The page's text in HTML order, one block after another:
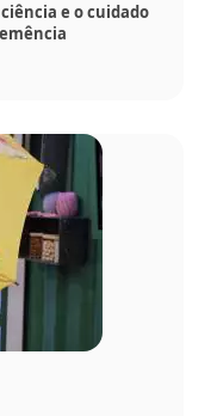
e o cuidado